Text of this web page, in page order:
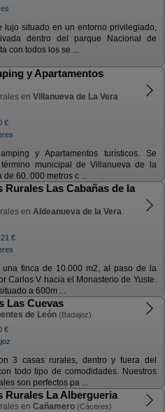
lujo situado en un entorno privilegiado,
dentro del parque Nacional de
con todos los se ...
y Apartamentos
en Villanueva de La Vera
€
y Apartamentos turísticos. Se
municipal de Villanueva de la
de 60. 000 metros c ...
Rurales Las Cabañas de la
en Aldeanueva de la Vera
21 €
una finca de 10.000 m2, al paso de la
Carlos V hacia el Monasterio de Yuste.
a 600m ...
Las Cuevas
de León (Badajoz)
€
3 casas rurales, dentro y fuera del
todo tipo de comodidades. Nuestros
son perfectos pa ...
Rurales La Albergueria
en Cañamero (Cáceres)